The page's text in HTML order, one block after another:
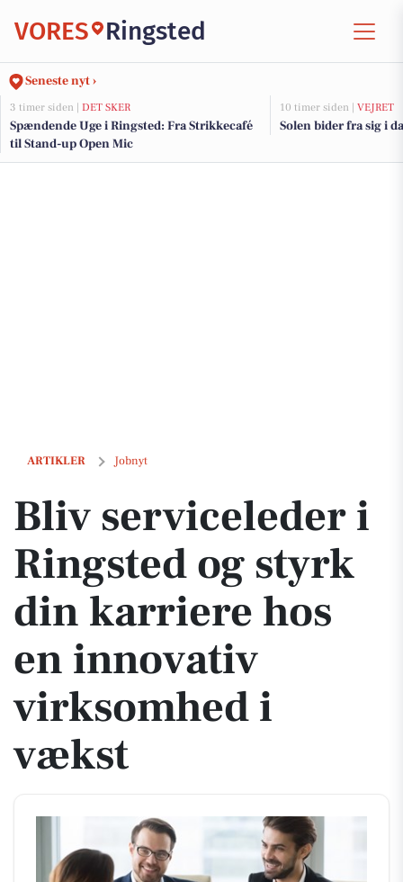
VORES Ringsted
Seneste nyt ›
3 timer siden | DET SKER
Spændende Uge i Ringsted: Fra Strikkecafé
til Stand-up Open Mic
10 timer siden | VEJRET
Solen bider fra sig i
ARTIKLER Jobnyt
Bliv serviceleder i Ringsted og styrk din karriere hos en innovativ
Bliv serviceleder i
Ringsted og styrk
din karriere hos
en innovativ
virksomhed i
vækst